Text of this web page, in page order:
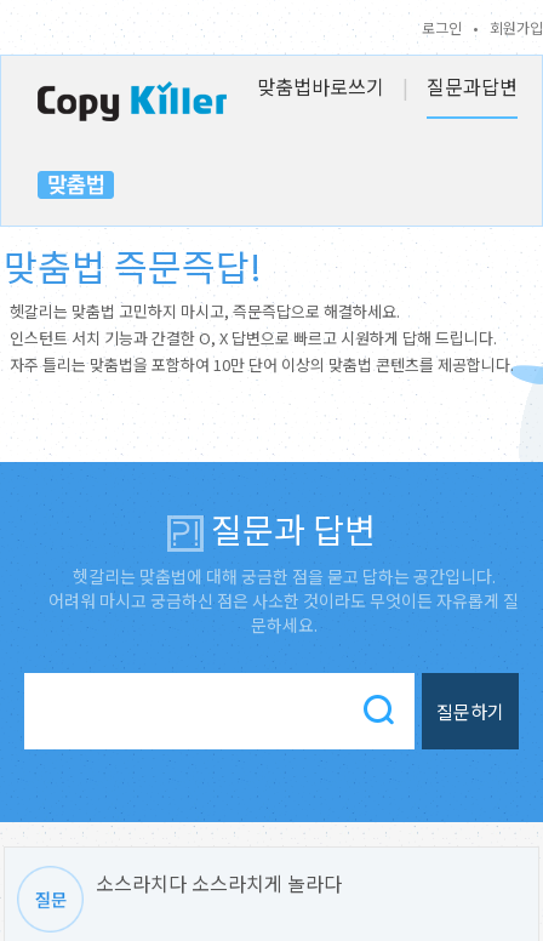
로그인 • 회원가입
맞춤법바로쓰기 | 질문과답변
맞춤법 즉문즉답!
헷갈리는 맞춤법 고민하지 마시고, 즉문즉답으로 해결하세요.
인스턴트 서치 기능과 간결한 O, X 답변으로 빠르고 시원하게 답해 드립니다.
자주 틀리는 맞춤법을 포함하여 10만 단어 이상의 맞춤법 콘텐츠를 제공합니다.
질문과 답변
헷갈리는 맞춤법에 대해 궁금한 점을 묻고 답하는 공간입니다.
어려워 마시고 궁금하신 점은 사소한 것이라도 무엇이든 자유롭게 질
문하세요.
질문하기
소스라치다 소스라치게 놀라다